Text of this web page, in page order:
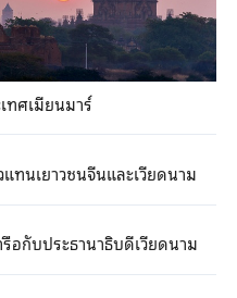
ทศเมียนมาร์
นเยาวชนจีนและเวียดนาม
อกับประธานาธิบดีเวียดนาม